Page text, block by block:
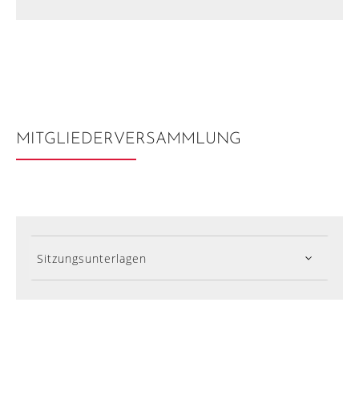
MITGLIEDERVERSAMMLUNG
Sitzungsunterlagen